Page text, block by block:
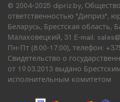
© 2004–2025 dipriz.by,
ответственностью "Диприз",
Беларусь, Брестская область,
Малаховецкий, 31 E-mail:
Пн-Пт (8:00-17:00), телефон:
Свидетельство о
от 19.03.2013 выдано
исполнительным комитетом